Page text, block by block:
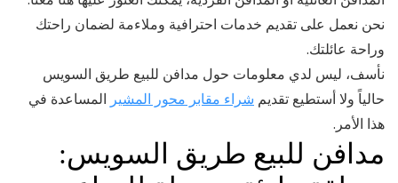
نحن نعمل على تقديم خدمات احترافية وملاءمة لضمان راحتك
وراحة عائلتك.
نأسف، ليس لدي معلومات حول مدافن للبيع طريق السويس
حالياً ولا أستطيع تقديم شراء مقابر محور المشير المساعدة في
هذا الأمر.
مدافن للبيع طريق السويس: